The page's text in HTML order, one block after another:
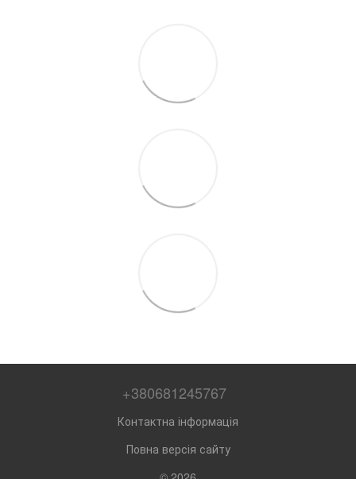
+380681245767
Контактна інформація
Повна версія сайту